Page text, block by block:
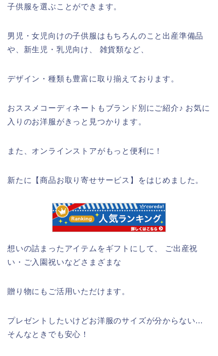
子供服を選ぶことができます。
男児・女児向けの子供服はもちろんのこと出産準備品
や、新生児・乳児向け、 雑貨類など、
デザイン・種類も豊富に取り揃えております。
おススメコーディネートもブランド別にご紹介♪ お気に
入りのお洋服がきっと見つかります。
また、オンラインストアがもっと便利に！
新たに【商品お取り寄せサービス】をはじめました。
想いの詰まったアイテムをギフトにして、 ご出産祝
い・ご入園祝いなどさまざまな
贈り物にもご活用いただけます。
プレゼントしたいけどお洋服のサイズが分からない…
そんなときでも安心！